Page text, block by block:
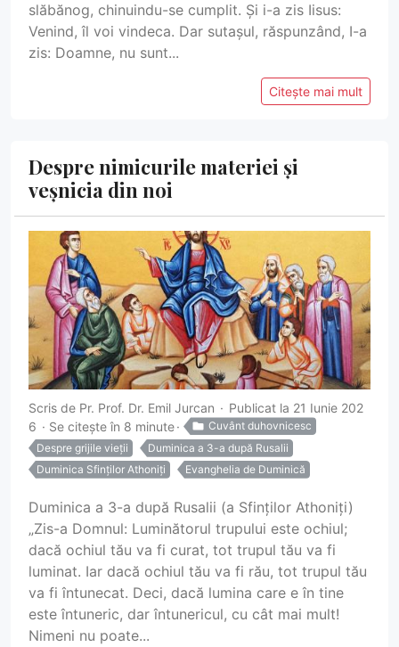
slăbănog, chinuindu-se cumplit. Și i-a zis Iisus:
Venind, îl voi vindeca. Dar sutașul, răspunzând, I-a
zis: Doamne, nu sunt...
Citește mai mult
Despre nimicurile materiei și
veșnicia din noi
Scris de Pr. Prof. Dr. Emil Jurcan
Publicat la 21 Iunie 202
6
Se citește în 8 minute
Cuvânt duhovnicesc
Despre grijile vieții
Duminica a 3-a după Rusalii
Duminica Sfinților Athoniți
Evanghelia de Duminică
Duminica a 3-a după Rusalii (a Sfinților Athoniți)
„Zis-a Domnul: Luminătorul trupului este ochiul;
dacă ochiul tău va fi curat, tot trupul tău va fi
luminat. Iar dacă ochiul tău va fi rău, tot trupul tău
va fi întunecat. Deci, dacă lumina care e în tine
este întuneric, dar întunericul, cu cât mai mult!
Nimeni nu poate...